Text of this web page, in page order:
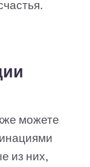
можете
из них,